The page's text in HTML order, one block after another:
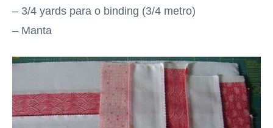
– 3/4 yards para o binding (3/4 metro)
– Manta